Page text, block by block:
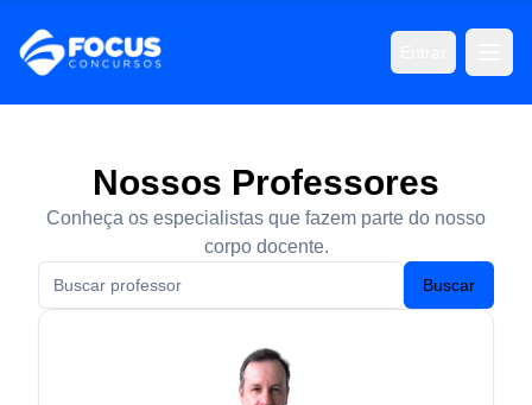
Nossos Professores
Conheça os especialistas que fazem parte do nosso
corpo docente.
Buscar